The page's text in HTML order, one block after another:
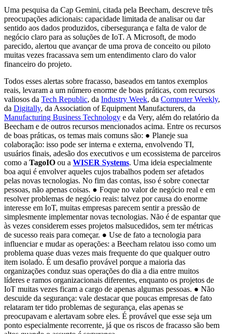
Uma pesquisa da Cap Gemini, citada pela Beecham, descreve três
preocupações adicionais: capacidade limitada de analisar ou dar
sentido aos dados produzidos, cibersegurança e falta de valor de
negócio claro para as soluções de IoT. A Microsoft, de modo
parecido, alertou que avançar de uma prova de conceito ou piloto
muitas vezes fracassava sem um entendimento claro do valor
financeiro do projeto.
Todos esses alertas sobre fracasso, baseados em tantos exemplos
reais, levaram a um número enorme de boas práticas, com recursos
valiosos da Tech Republic, da Industry Week, da Computer Weekly,
da Digitally, da Association of Equipment Manufacturers, da
Manufacturing Business Technology e da Very, além do relatório da
Beecham e de outros recursos mencionados acima. Entre os recursos
de boas práticas, os temas mais comuns são: ● Planeje sua
colaboração: isso pode ser interna e externa, envolvendo TI,
usuários finais, adesão dos executivos e um ecossistema de parceiros
como a TagoIO ou a WISER Systems. Uma ideia especialmente
boa aqui é envolver aqueles cujos trabalhos podem ser afetados
pelas novas tecnologias. No fim das contas, isso é sobre conectar
pessoas, não apenas coisas. ● Foque no valor de negócio real e em
resolver problemas de negócio reais: talvez por causa do enorme
interesse em IoT, muitas empresas parecem sentir a pressão de
simplesmente implementar novas tecnologias. Não é de espantar que
às vezes considerem esses projetos malsucedidos, sem ter métricas
de sucesso reais para começar. ● Use de fato a tecnologia para
influenciar e mudar as operações: a Beecham relatou isso como um
problema quase duas vezes mais frequente do que qualquer outro
item isolado. É um desafio provável porque a maioria das
organizações conduz suas operações do dia a dia entre muitos
líderes e ramos organizacionais diferentes, enquanto os projetos de
IoT muitas vezes ficam a cargo de apenas algumas pessoas. ● Não
descuide da segurança: vale destacar que poucas empresas de fato
relataram ter tido problemas de segurança, elas apenas se
preocupavam e alertavam sobre eles. É provável que esse seja um
ponto especialmente recorrente, já que os riscos de fracasso são bem